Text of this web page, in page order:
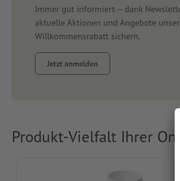
Immer gut informiert – dank
aktuelle Aktionen und Angebote
Willkommensrabatt sichern.
Jetzt anmelden
Produkt-Vielfalt Ihrer